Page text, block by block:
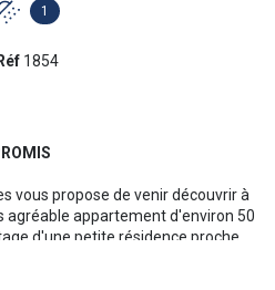
1
Réf 1854
vous propose de venir découvrir à
agréable appartement d'environ 50
d'une petite résidence proche